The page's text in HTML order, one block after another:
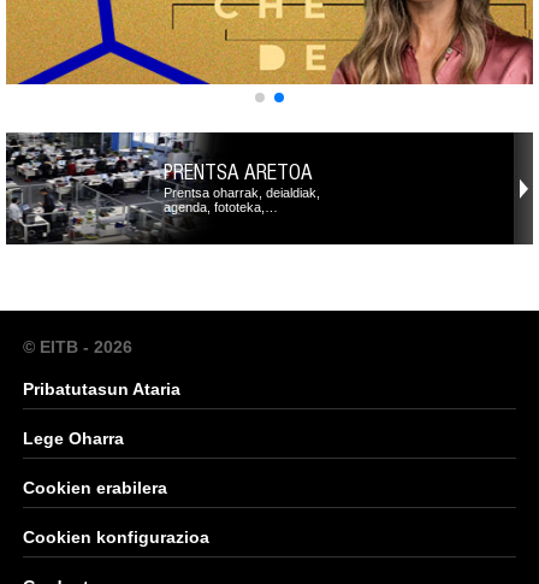
PRENTSA ARETOA
Prentsa oharrak, deialdiak,
agenda, fototeka,…
© EITB - 2026
Pribatutasun Ataria
Lege Oharra
Cookien erabilera
Cookien konfigurazioa